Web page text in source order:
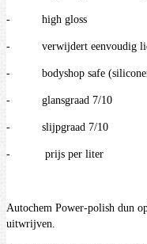
- high gloss
- verwijdert eenvoudig
- bodyshop safe
- glansgraad 7/10
- slijpgraad 7/10
- prijs per liter
Autochem Power-polish dun
uitwrijven.